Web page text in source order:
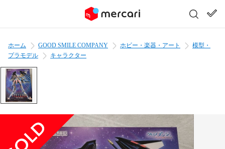
ホーム GOOD SMILE COMPANY ホビー・楽器・アート
模型・
プラモデル
キャラクター